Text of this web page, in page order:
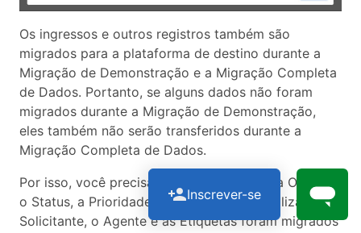
Os ingressos e outros registros também são
migrados para a plataforma de destino durante a
Migração de Demonstração e a Migração Completa
de Dados. Portanto, se alguns dados não foram
migrados durante a Migração de Demonstração,
eles também não serão transferidos durante a
Migração Completa de Dados.
Por isso, você precisa verificar se o Tipo, a Origem,
o Status, a Prioridade, os Campos Personalizados, o
Solicitante, o Agente e as Etiquetas foram migrados
Inscrever-se